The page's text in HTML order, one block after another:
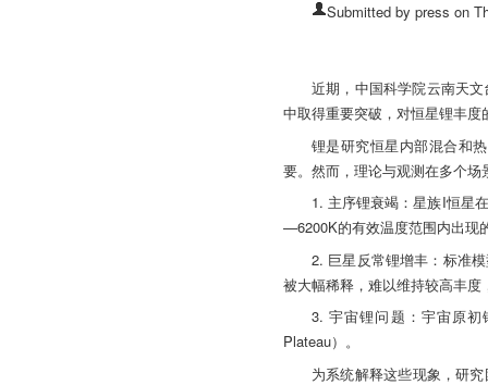
Submitted by press on
近期，中国科学院云南天
中取得重要突破，对恒星锂丰
锂是研究恒星内部混合和
要。然而，理论与观测在多个
1. 主序锂衰竭：星族I恒星
—6200K的有效温度范围内出现
2. 巨星反常锂增丰：标准
被大幅稀释，难以维持较高丰
3. 宇宙锂问题：宇宙原
Plateau）。
为系统解释这些现象，研